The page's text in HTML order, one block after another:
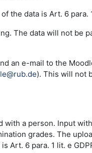
the data is Art. 6 para.
The data will not be
an e-mail to the
). This will not
with a person. Input
grades. The
Art. 6 para. 1 lit. e